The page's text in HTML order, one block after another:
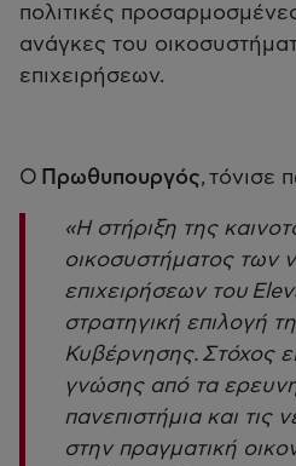
πολιτικές
ανάγκες του
επιχειρήσεων.
Ο Πρωθυπουργός, τόνισε
«H στήριξη της
οικοσυστήματος των
επιχειρήσεων του
στρατηγική επιλογή
Κυβέρνησης. Στόχος
γνώσης από τα
πανεπιστήμια και τις
στην πραγματική